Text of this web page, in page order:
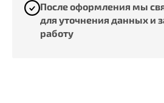
После оформления мы
для уточнения данных и
работу